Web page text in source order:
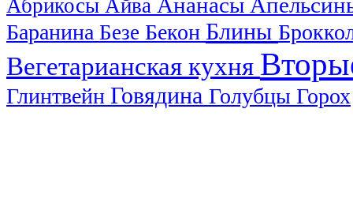
Абрикосы Айва
Баранина Безе Бекон Блины
Вегетарианская кухня
Глинтвейн Говядина Голубцы Горох